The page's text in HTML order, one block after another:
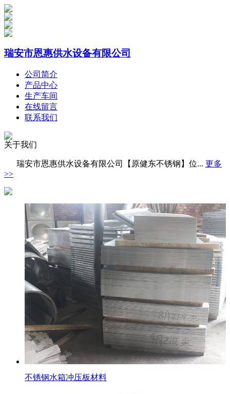
瑞安市恩惠供水设备有限公司
公司简介
产品中心
生产车间
在线留言
联系我们
关于我们
瑞安市恩惠供水设备有限公司【原健东不锈钢】位... 更多
>>
不锈钢水箱冲压板材料